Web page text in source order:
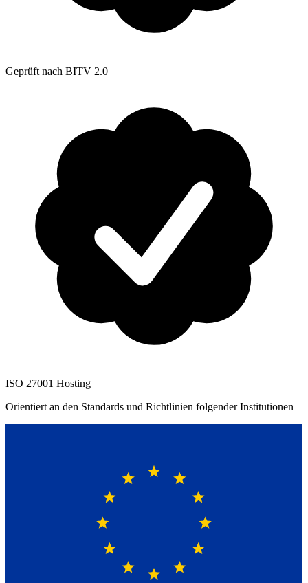
Geprüft nach BITV 2.0
ISO 27001 Hosting
Orientiert an den Standards und Richtlinien folgender Institutionen